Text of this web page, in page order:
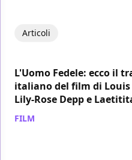
Articoli
L'Uomo Fedele: ecco il
italiano del film di Louis
Lily-Rose Depp e
FILM